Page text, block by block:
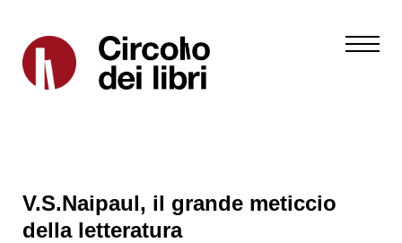
V.S.Naipaul, il grande meticcio
della letteratura